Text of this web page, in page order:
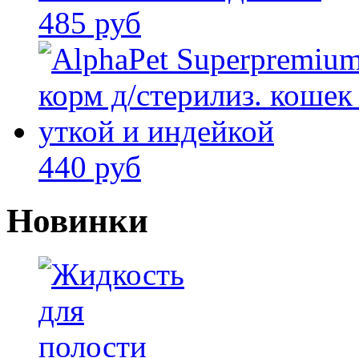
485 руб
440 руб
Новинки